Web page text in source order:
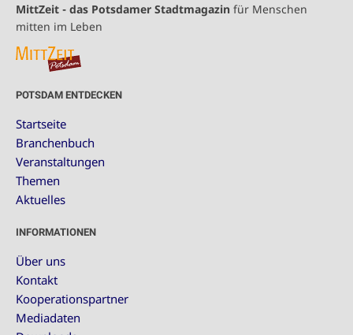
MittZeit - das Potsdamer Stadtmagazin für Menschen
mitten im Leben
POTSDAM ENTDECKEN
Startseite
Branchenbuch
Veranstaltungen
Themen
Aktuelles
INFORMATIONEN
Über uns
Kontakt
Kooperationspartner
Mediadaten